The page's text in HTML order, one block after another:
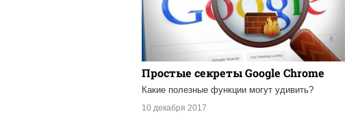
Простые секреты Google Chrome
Какие полезные функции могут удивить?
10 декабря 2017